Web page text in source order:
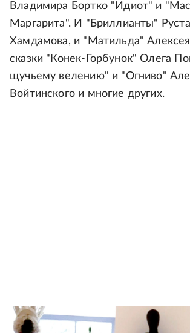
Владимира Бортко "Идиот" и
Маргарита". И "Бриллианты"
Хамдамова, и "Матильда" Алексея
сказки "Конек-Горбунок" Олега
щучьему велению" и "Огниво"
Войтинского и многие других.